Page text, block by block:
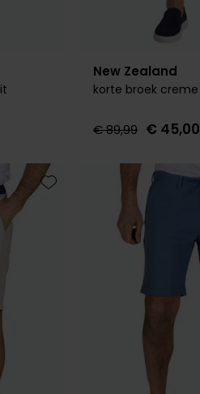
New Zealand
korte broek creme
€ 89,99 € 45,00
Toevoegen aan favorieten